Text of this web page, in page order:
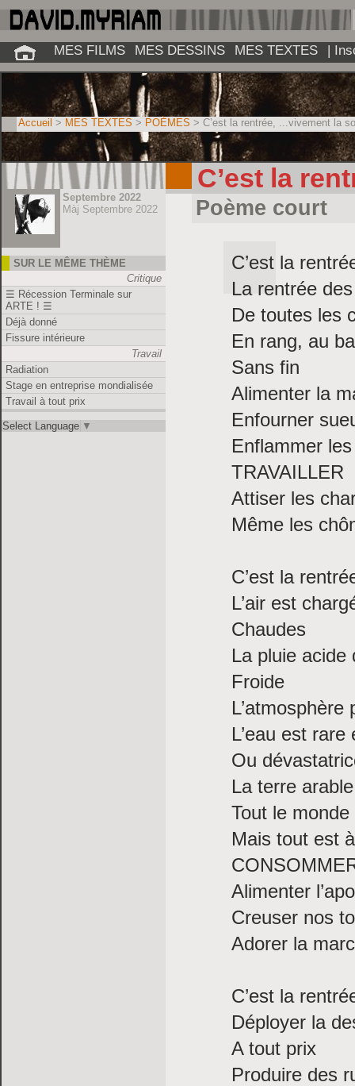
Septembre 2022
Màj Septembre 2022
SUR LE MÊME THÈME
Critique
☰ Récession Terminale sur
ARTE ! ☰
Déjà donné
Fissure intérieure
Travail
Radiation
Stage en entreprise mondialisée
Travail à tout prix
Select Language ▼
C’est la
Poème court
C’est la
La rentrée
De toutes les
En rang, au
Sans fin
Alimenter la
Enfourner
Enflammer
TRAVAILLER
Attiser les
Même les
C’est la
L’air est
Chaudes
La pluie acide
Froide
L’atmosphère
L’eau est rare
Ou
La terre
Tout le
Mais tout est
Alimenter
Creuser nos
Adorer la
C’est la
Déployer la
A tout prix
Produire des
Accueil > MES TEXTES > POÈMES > C’est la rentrée, ...vivement la
MES FILMS MES DESSINS MES TEXTES |